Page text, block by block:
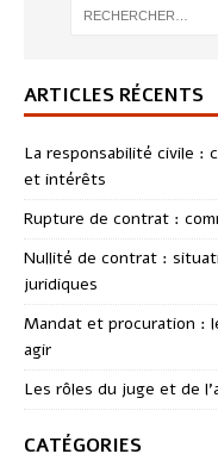
ARTICLES RÉCENTS
La responsabilité civile :
et intérêts
Rupture de contrat :
Nullité de contrat :
juridiques
Mandat et procuration :
agir
Les rôles du juge et de
CATÉGORIES